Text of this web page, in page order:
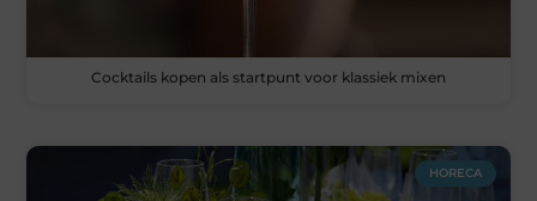
Cocktails kopen als startpunt voor klassiek mixen
HORECA